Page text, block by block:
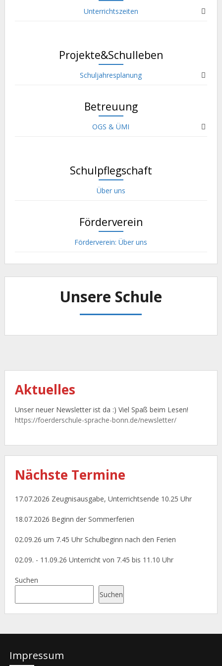
Unterrichtszeiten
Projekte&Schulleben
Schuljahresplanung
Betreuung
OGS & ÜMI
Schulpflegschaft
Über uns
Förderverein
Förderverein: Über uns
Unsere Schule
Aktuelles
Unser neuer Newsletter ist da :) Viel Spaß beim Lesen!
https://foerderschule-sprache-bonn.de/newsletter/
Nächste Termine
17.07.2026 Zeugnisausgabe, Unterrichtsende 10.25 Uhr
18.07.2026 Beginn der Sommerferien
02.09.26 um 7.45 Uhr Schulbeginn nach den Ferien
02.09. - 11.09.26 Unterricht von 7.45 bis 11.10 Uhr
Suchen
Suchen
Impressum